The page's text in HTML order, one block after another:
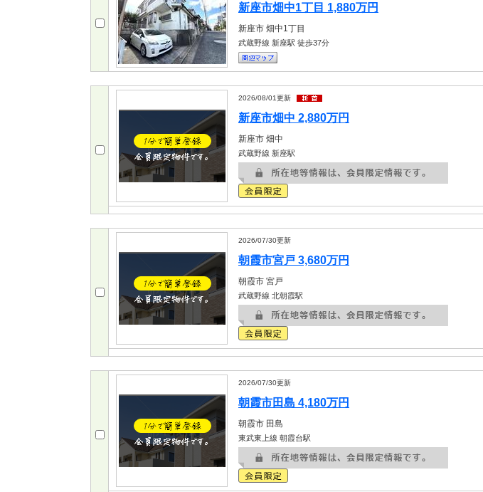
新座市畑中1丁目 1,880万円
新座市 畑中1丁目
武蔵野線 新座駅 徒歩37分
2026/08/01更新
新座市畑中 2,880万円
新座市 畑中
武蔵野線 新座駅
2026/07/30更新
朝霞市宮戸 3,680万円
朝霞市 宮戸
武蔵野線 北朝霞駅
2026/07/30更新
朝霞市田島 4,180万円
朝霞市 田島
東武東上線 朝霞台駅